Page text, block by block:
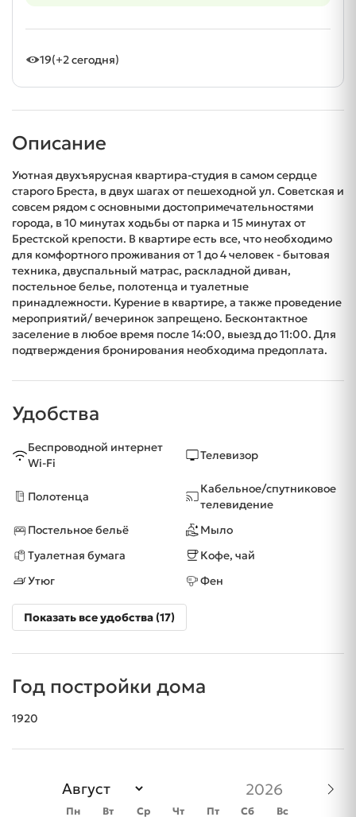
19(+2 сегодня)
Описание
Уютная двухъярусная квартира-студия в самом сердце
старого Бреста, в двух шагах от пешеходной ул. Советская и
совсем рядом с основными достопримечательностями
города, в 10 минутах ходьбы от парка и 15 минутах от
Брестской крепости. В квартире есть все, что необходимо
для комфортного проживания от 1 до 4 человек - бытовая
техника, двуспальный матрас, раскладной диван,
постельное белье, полотенца и туалетные
принадлежности. Курение в квартире, а также проведение
мероприятий/ вечеринок запрещено. Бесконтактное
заселение в любое время после 14:00, выезд до 11:00. Для
подтверждения бронирования необходима предоплата.
Удобства
Беспроводной интернет
Wi-Fi
Телевизор
Полотенца
Кабельное/спутниковое
телевидение
Постельное бельё
Мыло
Туалетная бумага
Кофе, чай
Утюг
Фен
Показать все удобства (17)
Год постройки дома
1920
Пн Вт Ср Чт Пт Сб Вс